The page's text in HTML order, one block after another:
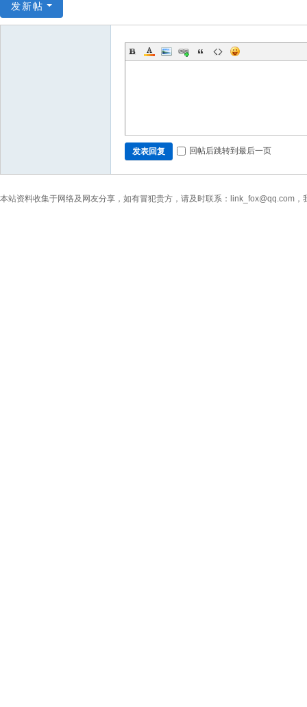
发新帖
发表回复 回帖后跳转到最后一页
本站资料收集于网络及网友分享，如有冒犯贵方，请及时联系：link_fox@qq.com，